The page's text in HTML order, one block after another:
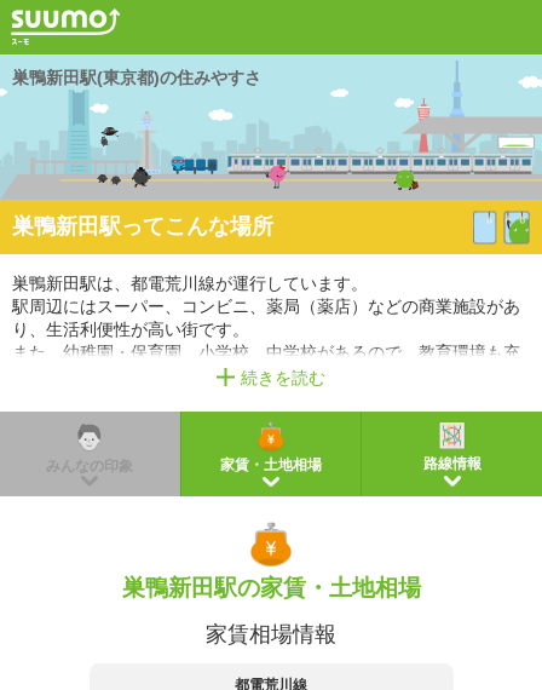
巣鴨新田駅(東京都)の住みやすさ
巣鴨新田駅ってこんな場所
巣鴨新田駅は、都電荒川線が運行しています。
駅周辺にはスーパー、コンビニ、薬局（薬店）などの商業施設があ
り、生活利便性が高い街です。
また、幼稚園・保育園、小学校、中学校があるので、教育環境も充
※経路情報、所要時間情報は平日・日中の標準的な所要時間での乗り換え経路を採用していま
続きを読む
みんなの印象 家賃・土地相場 路線情報
巣鴨新田駅の家賃・土地相場
家賃相場情報
都電荒川線